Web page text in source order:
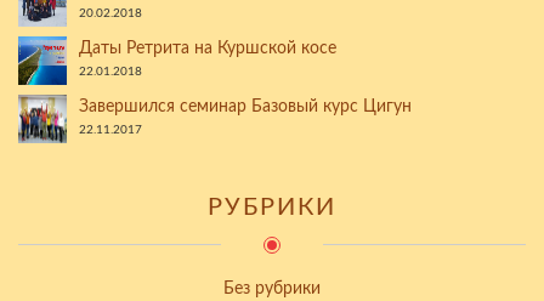
20.02.2018
Даты Ретрита на Куршской косе
22.01.2018
Завершился семинар Базовый курс Цигун
22.11.2017
РУБРИКИ
Без рубрики